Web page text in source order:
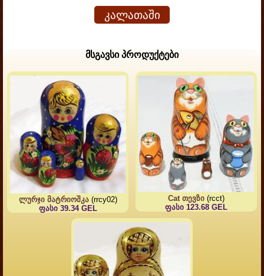
კალათაში
მსგავსი პროდუქტები
ლურჯი მატრიოშკა(rrcy02)
ფასი 39.34 GEL
Cat თევზი(rcct)
ფასი 123.68 GEL